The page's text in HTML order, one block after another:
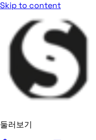
Skip to content
둘러보기